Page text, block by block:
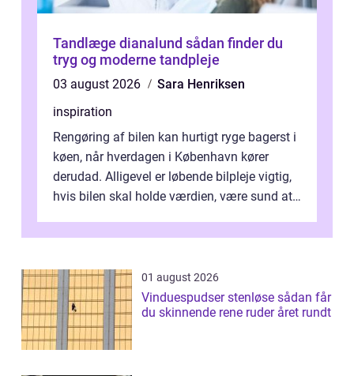
Tandlæge dianalund sådan finder du
tryg og moderne tandpleje
03 august 2026
Sara Henriksen
inspiration
Rengøring af bilen kan hurtigt ryge bagerst i
køen, når hverdagen i København kører
derudad. Alligevel er løbende bilpleje vigtig,
hvis bilen skal holde værdien, være sund at
01 august 2026
Vinduespudser stenløse sådan får
du skinnende rene ruder året rundt